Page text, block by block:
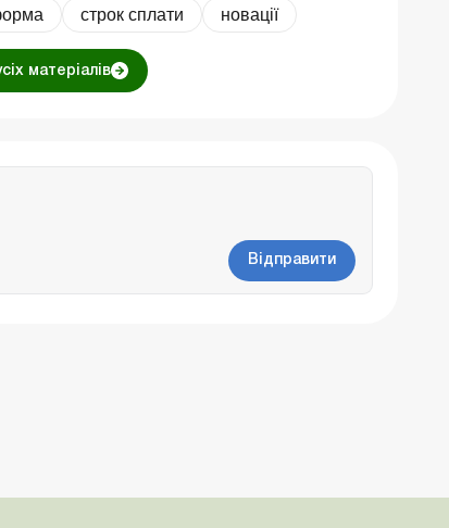
строк сплати новації
матеріалів
Відправити